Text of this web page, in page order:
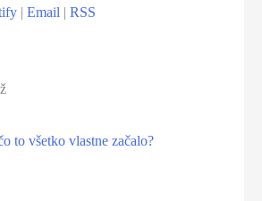
|Email |RSS
to všetko vlastne začalo?